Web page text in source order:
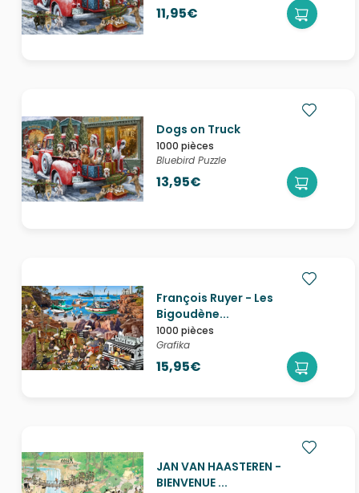
11,95€
Dogs on Truck
1000 pièces
Bluebird Puzzle
13,95€
François Ruyer - Les
Bigoudène...
1000 pièces
Grafika
15,95€
JAN VAN HAASTEREN -
BIENVENUE ...